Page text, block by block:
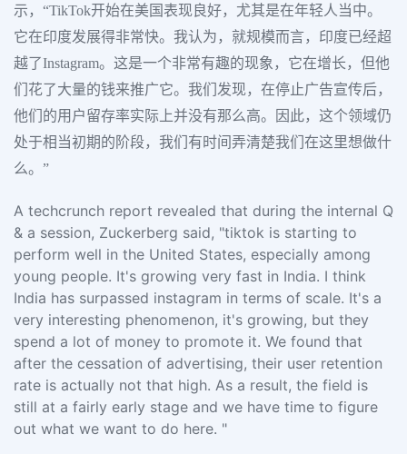
示，“TikTok开始在美国表现良好，尤其是在年轻人当中。
它在印度发展得非常快。我认为，就规模而言，印度已经超
越了Instagram。这是一个非常有趣的现象，它在增长，但他
们花了大量的钱来推广它。我们发现，在停止广告宣传后，
他们的用户留存率实际上并没有那么高。因此，这个领域仍
处于相当初期的阶段，我们有时间弄清楚我们在这里想做什
么。”
A techcrunch report revealed that during the internal Q
& a session, Zuckerberg said, "tiktok is starting to
perform well in the United States, especially among
young people. It's growing very fast in India. I think
India has surpassed instagram in terms of scale. It's a
very interesting phenomenon, it's growing, but they
spend a lot of money to promote it. We found that
after the cessation of advertising, their user retention
rate is actually not that high. As a result, the field is
still at a fairly early stage and we have time to figure
out what we want to do here. "